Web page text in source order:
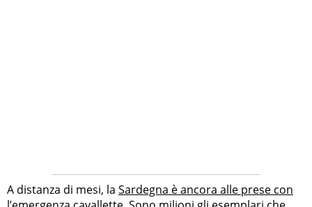
A distanza di mesi, la Sardegna è ancora alle prese con